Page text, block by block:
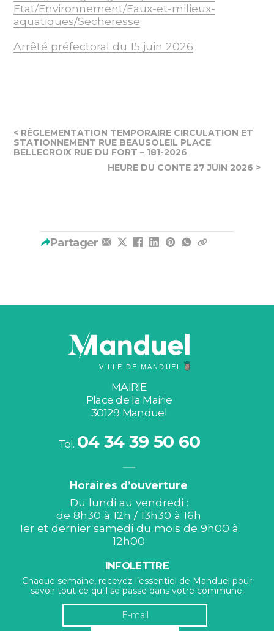
Etat/Environnement/Eaux-et-milieux-
aquatiques/Secheresse
Arrêté préfectoral du 15 juin 2026
< RÈGLEMENTATION TEMPORAIRE CIRCULATION ET
STATIONNEMENT RUE BEAUSOLEIL PLACE
BELLECROIX RUE DU FORT – 181-2026
HEURE DU CONTE 27 JUIN 2026 >
Partager
MAIRIE
Place de la Mairie
30129 Manduel
Tel. 04 34 39 50 60
Horaires d’ouverture
Du lundi au vendredi :
de 8h30 à 12h / 13h30 à 16h
1er et dernier samedi du mois de 9h00 à
12h00
INFOLETTRE
Chaque semaine, recevez l’essentiel de Manduel pour
savoir tout ce qu’il se passe dans votre commune.